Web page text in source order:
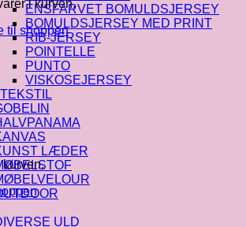
i kurven.
til shoppen
kurven.
ENSFARVET BOMULDSJERSEY
BOMULDSJERSEY MED PRINT
RIB-JERSEY
POINTELLE
PUNTO
VISKOSEJERSEY
LÆDER
ULD